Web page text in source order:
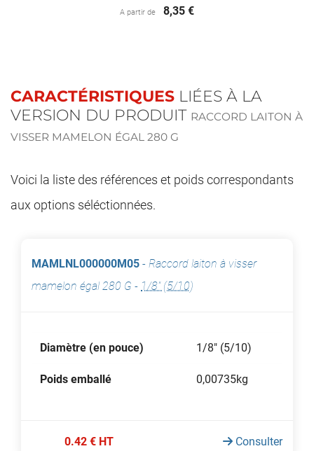
A partir de 8,35 €
CARACTÉRISTIQUES LIÉES À LA
VERSION DU PRODUIT RACCORD LAITON À
VISSER MAMELON ÉGAL 280 G
Voici la liste des références et poids correspondants
aux options séléctionnées.
MAMLNL000000M05 - Raccord laiton à visser
mamelon égal 280 G - 1/8" (5/10)
Diamètre (en pouce) 1/8" (5/10)
Poids emballé 0,00735kg
0.42 € HT Consulter